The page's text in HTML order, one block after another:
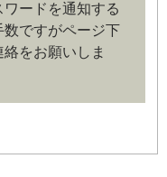
管理）
管理は会員の自己責
、ユーザー名および
諾、貸与、譲渡、名
ワードを通知する
数ですがページ下
をお願いしま